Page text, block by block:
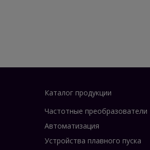
Каталог продукции
Частотные преобразователи
Автоматизация
Устройства плавного пуска